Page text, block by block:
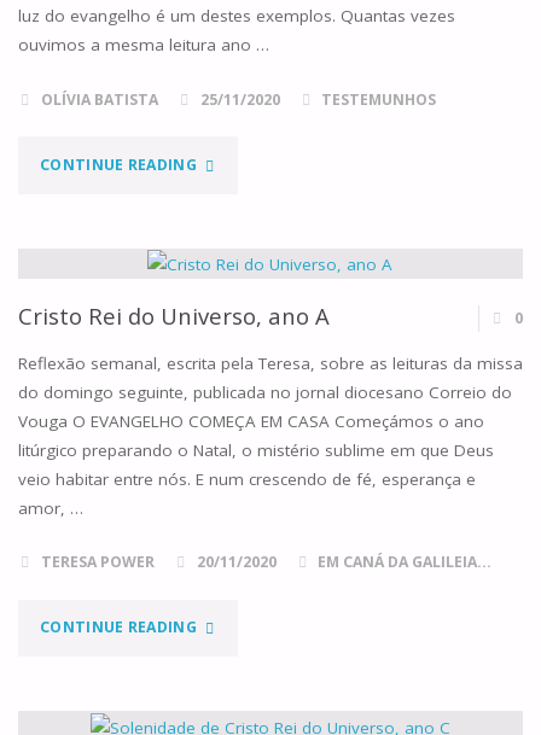
luz do evangelho é um destes exemplos. Quantas vezes
ouvimos a mesma leitura ano …
OLÍVIA BATISTA 25/11/2020 TESTEMUNHOS
CONTINUE READING"A
O
FIZESTE"
Cristo Rei do Universo, ano A 0
Reflexão semanal, escrita pela Teresa, sobre as leituras da missa
do domingo seguinte, publicada no jornal diocesano Correio do
Vouga O EVANGELHO COMEÇA EM CASA Começámos o ano
litúrgico preparando o Natal, o mistério sublime em que Deus
veio habitar entre nós. E num crescendo de fé, esperança e
amor, …
TERESA POWER 20/11/2020 EM CANÁ DA GALILEIA...
CONTINUE READING"CRISTO
DO